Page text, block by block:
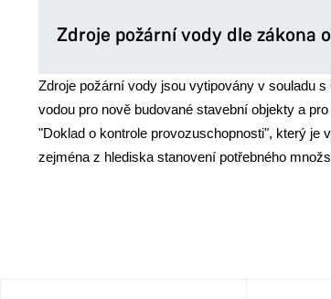
Zdroje požární vody dle zákona
Zdroje požární vody jsou vytipovány v souladu
vodou pro nově budované stavební objekty a
"Doklad o kontrole provozuschopnosti", který
zejména z hlediska stanovení potřebného